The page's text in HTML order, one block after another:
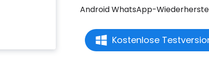
Android WhatsApp-
Kostenlose